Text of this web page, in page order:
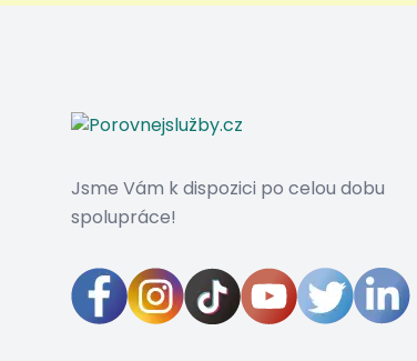
Jsme Vám k dispozici po celou dobu
spolupráce!